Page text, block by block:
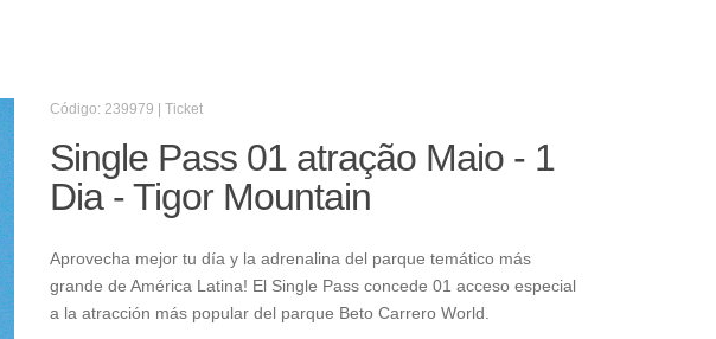
Código: 239979 | Ticket
Single Pass 01 atração Maio - 1
Dia - Tigor Mountain
Aprovecha mejor tu día y la adrenalina del parque temático más
grande de América Latina! El Single Pass concede 01 acceso especial
a la atracción más popular del parque Beto Carrero World.